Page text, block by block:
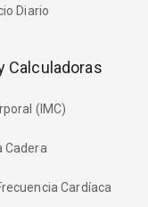
Diario
Calculadoras
(IMC)
Cadera
Cardíaca